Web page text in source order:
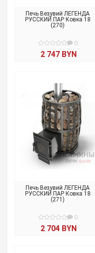
Печь Везувий ЛЕГЕНДА
РУССКИЙ ПАР Ковка 18
(270)
0
2 747 BYN
Печь Везувий ЛЕГЕНДА
РУССКИЙ ПАР Ковка 18
(271)
0
2 704 BYN